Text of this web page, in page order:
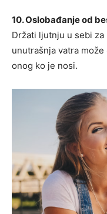
10. Oslobađanje od
Držati ljutnju u sebi
unutrašnja vatra
onog ko je nosi.